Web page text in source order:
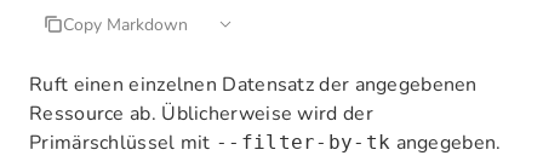
Copy Markdown
Ruft einen einzelnen Datensatz der angegebenen
Ressource ab. Üblicherweise wird der
Primärschlüssel mit --filter-by-tk angegeben.